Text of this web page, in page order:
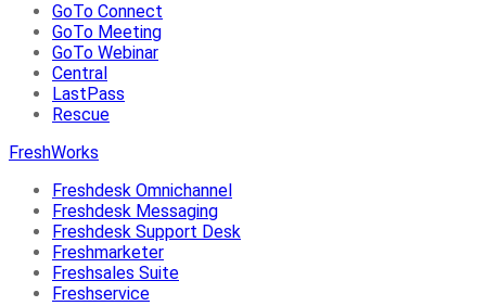
GoTo Connect
GoTo Meeting
GoTo Webinar
Central
LastPass
Rescue
FreshWorks
Freshdesk Omnichannel
Freshdesk Messaging
Freshdesk Support Desk
Freshmarketer
Freshsales Suite
Freshservice